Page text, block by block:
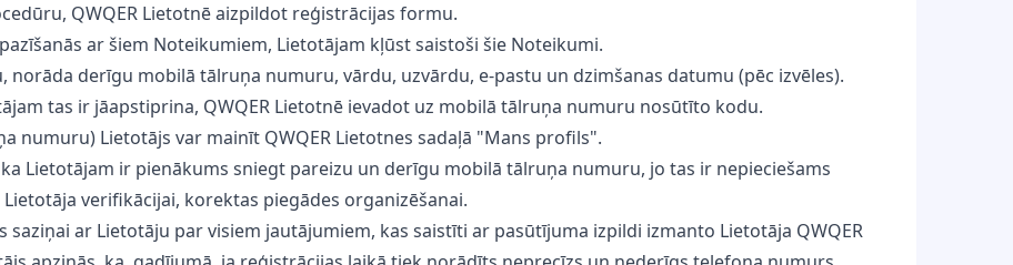
QWQER Lietotnē aizpildot reģistrācijas formu.
ar šiem Noteikumiem, Lietotājam kļūst saistoši šie Noteikumi.
derīgu mobilā tālruņa numuru, vārdu, uzvārdu, e-pastu un dzimšanas datumu (pēc izvēles).
tas ir jāapstiprina, QWQER Lietotnē ievadot uz mobilā tālruņa numuru nosūtīto kodu.
numuru) Lietotājs var mainīt QWQER Lietotnes sadaļā "Mans profils".
Lietotājam ir pienākums sniegt pareizu un derīgu mobilā tālruņa numuru, jo tas ir nepieciešams
verifikācijai, korektas piegādes organizēšanai.
saziņai ar Lietotāju par visiem jautājumiem, kas saistīti ar pasūtījuma izpildi izmanto Lietotāja QWQER